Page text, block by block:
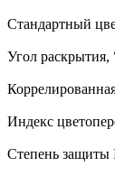
Стандартный
Угол раскрытия,
Индекс
Степень защиты